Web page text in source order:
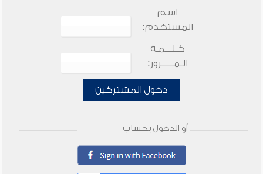
اسم
المستخدم:
كـلـــمـة
الـمـــــرور:
دخول المشتركين
أو الدخول بحساب